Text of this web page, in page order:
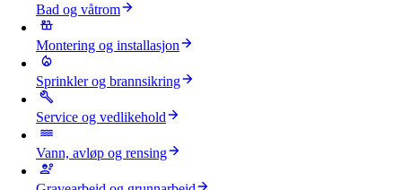
Bad og våtrom
Montering og installasjon
Sprinkler og brannsikring
Service og vedlikehold
Vann, avløp og rensing